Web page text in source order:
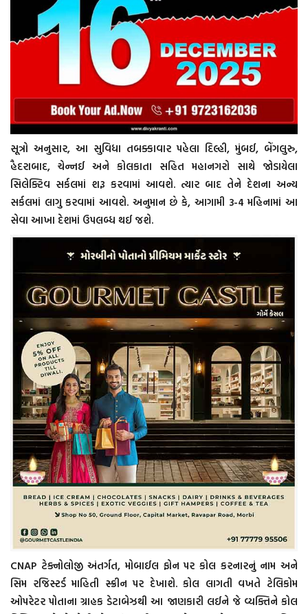
સૂત્રો અનુસાર, આ સુવિધા તબક્કાવાર પહેલા દિલ્હી, મુંબઈ, બેંગલુરુ,
હૈદરાબાદ, ચેન્નઈ અને કોલકાતા સહિત મહાનગરો સાથે જોડાયેલા
સિલેક્ટિવ સર્કલમાં શરૂ કરવામાં આવશે. ત્યાર બાદ તેને દેશના અન્ય
સર્કલમાં લાગુ કરવામાં આવશે. અનુમાન છે કે, આગામી 3-4 મહિનામાં આ
સેવા આખા દેશમાં ઉપલબ્ધ થઈ જશે.
CNAP ટેક્નોલોજી અંતર્ગત, મોબાઈલ ફોન પર કોલ કરનારનું નામ અને
સિમ રજિસ્ટર્ડ માહિતી સ્ક્રીન પર દેખાશે. કોલ લાગતી વખતે ટેલિકોમ
ઓપરેટર પોતાના ગ્રાહક ડેટાબેઝથી આ જાણકારી લઈને જે વ્યક્તિને કોલ